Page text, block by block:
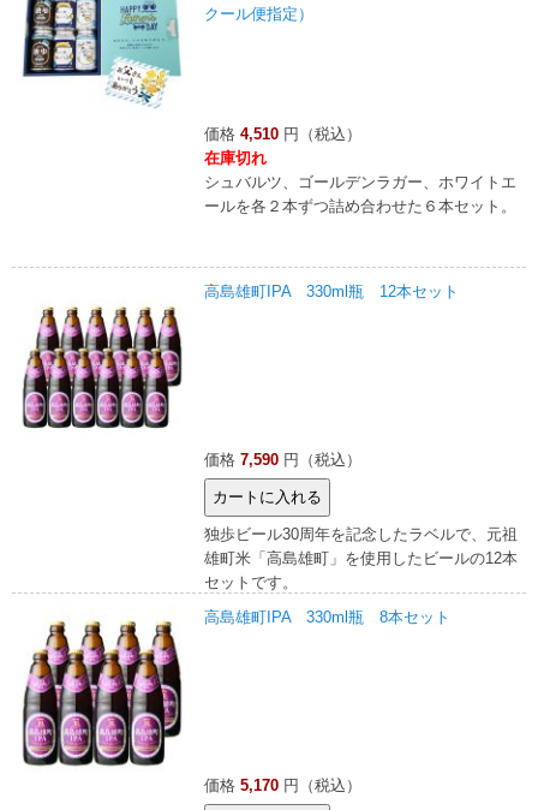
クール便指定）
価格 4,510 円（税込）
在庫切れ
シュバルツ、ゴールデンラガー、ホワイトエ
ールを各２本ずつ詰め合わせた６本セット。
高島雄町IPA 330ml瓶 12本セット
価格 7,590 円（税込）
独歩ビール30周年を記念したラベルで、元祖
雄町米「高島雄町」を使用したビールの12本
セットです。
高島雄町IPA 330ml瓶 8本セット
価格 5,170 円（税込）